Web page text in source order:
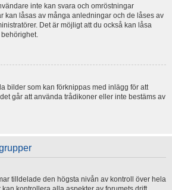
inte kan svara och omröstningar
kan låsas av många anledningar och de låses av
Det är möjligt att du också kan låsa
bilder som kan förknippas med inlägg för att
går att använda trådikoner eller inte bestäms av
tilldelade den högsta nivån av kontroll över hela